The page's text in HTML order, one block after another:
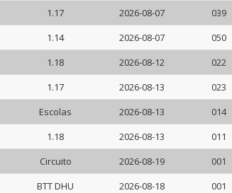
1.17 2026-08-07 039
1.14 2026-08-07 050
1.18 2026-08-12 022
1.17 2026-08-13 023
Escolas 2026-08-13 014
1.18 2026-08-13 011
Circuito 2026-08-19 001
BTT DHU 2026-08-18 001